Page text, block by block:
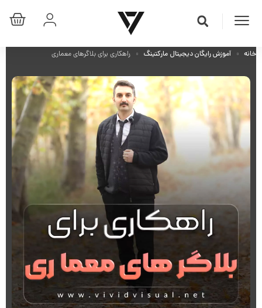
خانه آموزش رایگان دیجیتال مارکتینگ راهکاری برای بلاگرهای معماری